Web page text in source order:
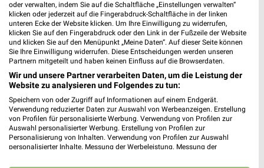
Angebote ab 03.08.
Noch morgen gültig
Food
SELGROS SELGROS
oder verwalten, indem Sie auf die Schaltfläche „Einstellungen verwalten“
klicken oder jederzeit auf die Fingerabdruck-Schaltfläche in der linken
unteren Ecke der Website klicken. Um Ihre Einwilligung zu widerrufen,
klicken Sie auf den Fingerabdruck oder den Link in der Fußzeile der Website
und klicken Sie auf den Menüpunkt „Meine Daten“. Auf dieser Seite können
Sie Ihre Einwilligung widerrufen. Diese Entscheidungen werden unseren
Partnern mitgeteilt und haben keinen Einfluss auf die Browserdaten.
Wir und unsere Partner verarbeiten Daten, um die Leistung der
Website zu analysieren und Folgendes zu tun:
Speichern von oder Zugriff auf Informationen auf einem Endgerät.
Verwendung reduzierter Daten zur Auswahl von Werbeanzeigen. Erstellung
von Profilen für personalisierte Werbung. Verwendung von Profilen zur
Auswahl personalisierter Werbung. Erstellung von Profilen zur
Personalisierung von Inhalten. Verwendung von Profilen zur Auswahl
personalisierter Inhalte. Messung der Werbeleistung. Messung der
Kombinationen von Daten aus verschiedenen Quellen. Entwicklung und